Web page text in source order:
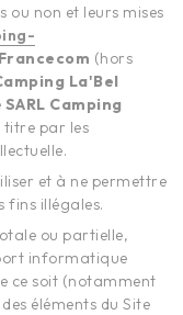
ou non et leurs mises
Francecom (hors
La'Bel
SARL Camping
titre par les
et à ne permettre
fins illégales.
ou partielle,
informatique
ce soit (notamment
éléments du Site